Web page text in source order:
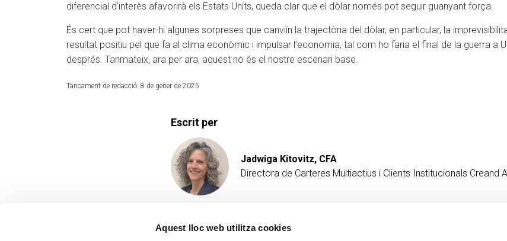
Aquest lloc web utilitza cookies
diferencial d’interès afavorirà els Estats Units, queda clar que el dòlar només pot seguir guanyant força.
És cert que pot haver-hi algunes sorpreses que canviïn la trajectòria del dòlar, en particular, la
resultat positiu pel que fa al clima econòmic i impulsar l’economia, tal com ho faria el final de la guerra a
després. Tanmateix, ara per ara, aquest no és el nostre escenari base.
Tancament de redacció: 8 de gener de 2025
Escrit per
Jadwiga Kitovitz, CFA
Directora de Carteres Multiactius i Clients Institucionals Creand